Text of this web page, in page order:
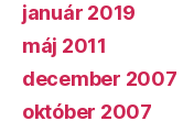
január 2019
máj 2011
december 2007
október 2007